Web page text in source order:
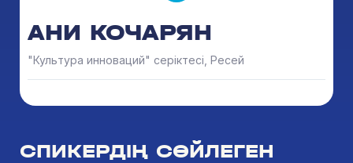
АНИ КОЧАРЯН
"Культура инноваций" серіктесі, Ресей
СПИКЕРДІҢ СӨЙЛЕГЕН